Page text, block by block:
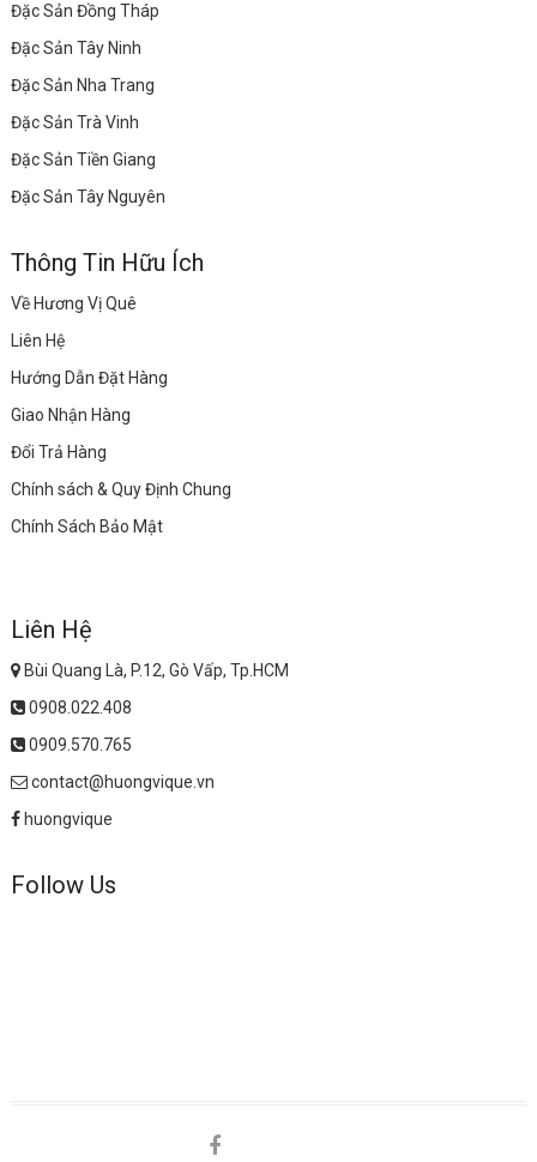
Đặc Sản Đồng Tháp
Đặc Sản Tây Ninh
Đặc Sản Nha Trang
Đặc Sản Trà Vinh
Đặc Sản Tiền Giang
Đặc Sản Tây Nguyên
Thông Tin Hữu Ích
Về Hương Vị Quê
Liên Hệ
Hướng Dẫn Đặt Hàng
Giao Nhận Hàng
Đổi Trả Hàng
Chính sách & Quy Định Chung
Chính Sách Bảo Mật
Liên Hệ
Bùi Quang Là, P.12, Gò Vấp, Tp.HCM
0908.022.408
0909.570.765
contact@huongvique.vn
huongvique
Follow Us
facebook